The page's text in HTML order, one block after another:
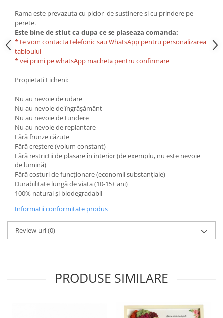
Rama este prevazuta cu picior de sustinere si cu prindere pe
perete.
Este bine de stiut ca dupa ce se plaseaza comanda:
* te vom contacta telefonic sau WhatsApp pentru personalizarea
tabloului
* vei primi pe whatsApp macheta pentru confirmare
Propietati Licheni:
Nu au nevoie de udare
Nu au nevoie de îngrășământ
Nu au nevoie de tundere
Nu au nevoie de replantare
Fără frunze căzute
Fără creștere (volum constant)
Fără restricții de plasare în interior (de exemplu, nu este nevoie
de lumină)
Fără costuri de funcționare (economii substanțiale)
Durabilitate lungă de viata (10-15+ ani)
100% natural și biodegradabil
Informatii conformitate produs
Review-uri(0)
PRODUSE SIMILARE